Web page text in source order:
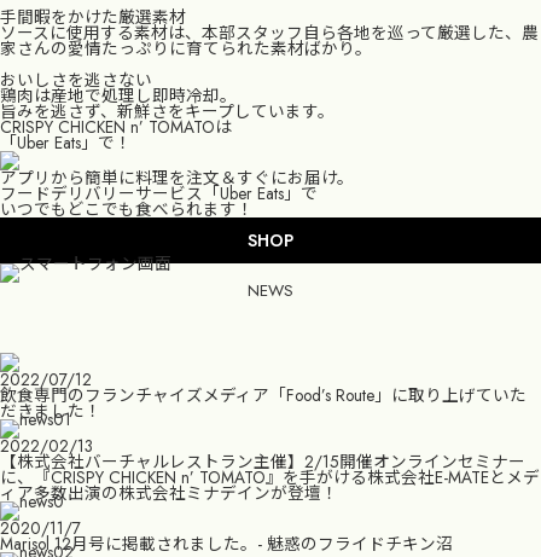
SHOP
FOOD BRAND SHARING SERVICE
MOBILE ORDER
RECRUIT
CONTACT
手間暇をかけた厳選素材
ソースに使用する素材は、本部スタッフ自ら各地を巡って厳選した、農
家さんの愛情たっぷりに育てられた素材ばかり。
おいしさを逃さない
鶏肉は産地で処理し即時冷却。
旨みを逃さず、新鮮さをキープしています。
CRISPY CHICKEN n’ TOMATOは
「Uber Eats」で！
アプリから簡単に料理を注文＆すぐにお届け。
フードデリバリーサービス「Uber Eats」で
いつでもどこでも食べられます！
SHOP
NEWS
2022/07/12
飲食専門のフランチャイズメディア「Food’s Route」に取り上げていた
だきました！
2022/02/13
【株式会社バーチャルレストラン主催】2/15開催オンラインセミナー
に、『CRISPY CHICKEN n’ TOMATO』を手がける株式会社E-MATEとメデ
ィア多数出演の株式会社ミナデインが登壇！
2020/11/7
Marisol 12月号に掲載されました。- 魅惑のフライドチキン沼